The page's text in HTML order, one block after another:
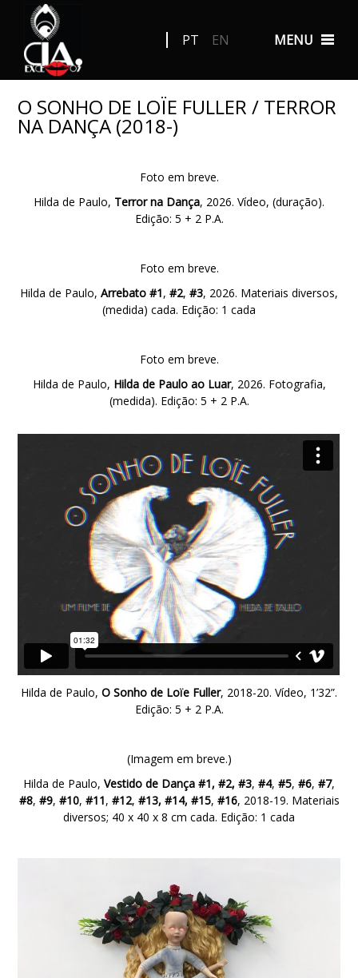
MENU
PT EN
O SONHO DE LOÏE FULLER / TERROR
NA DANÇA (2018-)
Foto em breve.
Hilda de Paulo, Terror na Dança, 2026. Vídeo, (duração).
Edição: 5 + 2 P.A.
Foto em breve.
Hilda de Paulo, Arrebato #1, #2, #3, 2026. Materiais diversos,
(medida) cada. Edição: 1 cada
Foto em breve.
Hilda de Paulo, Hilda de Pauloao Luar, 2026. Fotografia,
(medida). Edição: 5 + 2 P.A.
Hilda de Paulo, O Sonho de Loïe Fuller, 2018-20. Vídeo, 1’32”.
Edição: 5 + 2 P.A.
(Imagem em breve.)
Hilda de Paulo, Vestido de Dança #1, #2, #3, #4, #5, #6, #7,
#8, #9, #10, #11, #12, #13, #14, #15, #16, 2018-19. Materiais
diversos; 40 x 40 x 8 cm cada. Edição: 1 cada